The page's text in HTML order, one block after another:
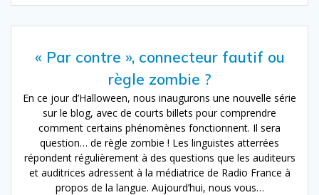
« Par contre », connecteur fautif ou
règle zombie ?
En ce jour d’Halloween, nous inaugurons une nouvelle série
sur le blog, avec de courts billets pour comprendre
comment certains phénomènes fonctionnent. Il sera
question… de règle zombie ! Les linguistes atterrées
répondent régulièrement à des questions que les auditeurs
et auditrices adressent à la médiatrice de Radio France à
propos de la langue. Aujourd’hui, nous vous…